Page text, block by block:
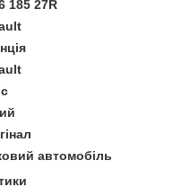
185 27R
автомобіль